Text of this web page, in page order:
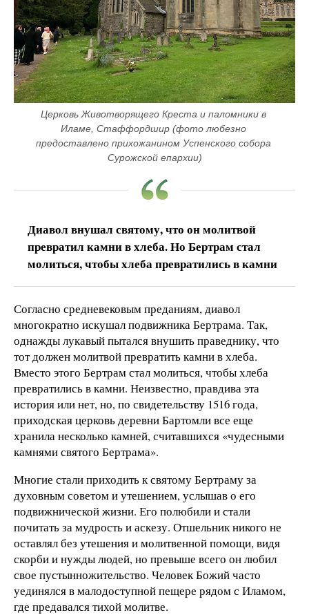
Церковь Животворящего Креста и паломники в
Иламе, Стаффордшир (фото любезно
предоставлено прихожанином Успенского собора
Сурожской епархии)
Диавол внушал святому, что он молитвой
превратил камни в хлеба. Но Бертрам стал
молиться, чтобы хлеба превратились в камни
Согласно средневековым преданиям, диавол
многократно искушал подвижника Бертрама. Так,
однажды лукавый пытался внушить праведнику, что
тот должен молитвой превратить камни в хлеба.
Вместо этого Бертрам стал молиться, чтобы хлеба
превратились в камни. Неизвестно, правдива эта
история или нет, но, по свидетельству 1516 года,
приходская церковь деревни Бартомли все еще
хранила несколько камней, считавшихся «чудесными
камнями святого Бертрама».
Многие стали приходить к святому Бертраму за
духовным советом и утешением, услышав о его
подвижнической жизни. Его полюбили и стали
почитать за мудрость и аскезу. Отшельник никого не
оставлял без утешения и молитвенной помощи, видя
скорби и нужды людей, но превыше всего он любил
свое пустынножительство. Человек Божий часто
уединялся в малодоступной пещере рядом с Иламом,
где предавался тихой молитве.